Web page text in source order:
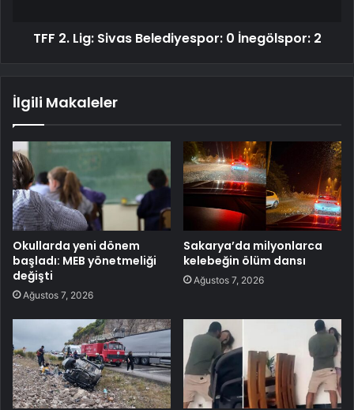
TFF 2. Lig: Sivas Belediyespor: 0 İnegölspor: 2
İlgili Makaleler
Okullarda yeni dönem
başladı: MEB yönetmeliği
değişti
Ağustos 7, 2026
Sakarya’da milyonlarca
kelebeğin ölüm dansı
Ağustos 7, 2026